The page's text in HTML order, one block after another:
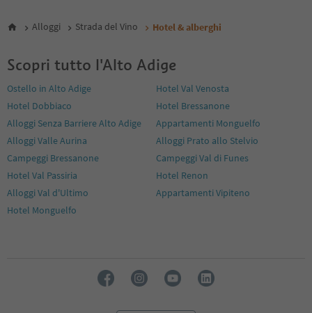
Alloggi Strada del Vino Hotel & alberghi
Scopri tutto l'Alto Adige
Ostello in Alto Adige
Hotel Val Venosta
Hotel Dobbiaco
Hotel Bressanone
Alloggi Senza Barriere Alto Adige
Appartamenti Monguelfo
Alloggi Valle Aurina
Alloggi Prato allo Stelvio
Campeggi Bressanone
Campeggi Val di Funes
Hotel Val Passiria
Hotel Renon
Alloggi Val d'Ultimo
Appartamenti Vipiteno
Hotel Monguelfo